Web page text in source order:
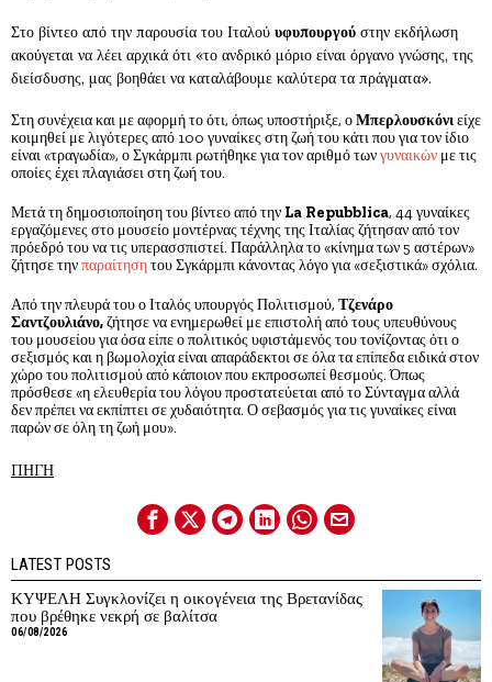
Στο βίντεο από την παρουσία του Iταλού υφυπουργού στην εκδήλωση
ακούγεται να λέει αρχικά ότι «το ανδρικό μόριο είναι όργανο γνώσης, της
διείσδυσης, μας βοηθάει να καταλάβουμε καλύτερα τα πράγματα».
Στη συνέχεια και με αφορμή το ότι, όπως υποστήριξε, οΜπερλουσκόνιείχε
κοιμηθεί με λιγότερες από 100 γυναίκες στη ζωή του κάτι που για τον ίδιο
είναι «τραγωδία», ο Σγκάρμπι ρωτήθηκε για τον αριθμό τωνγυναικών με τις
οποίες έχει πλαγιάσει στη ζωή του.
Μετά τη δημοσιοποίηση του βίντεο από την La Repubblica, 44 γυναίκες
εργαζόμενες στο μουσείο μοντέρνας τέχνης της Ιταλίας ζήτησαν από τον
πρόεδρό του να τις υπερασσπιστεί. Παράλληλα το «κίνημα των 5 αστέρων»
ζήτησε τηνπαραίτησητου Σγκάρμπι κάνοντας λόγο για «σεξιστικά» σχόλια.
Από την πλευρά του ο Ιταλός υπουργός Πολιτισμού, Τζενάρο
Σαντζουλιάνο,ζήτησε να ενημερωθεί με επιστολή από τους υπευθύνους
του μουσείου για όσα είπε ο πολιτικός υφιστάμενός του τονίζοντας ότι ο
σεξισμός και η βωμολοχία είναι απαράδεκτοι σε όλα τα επίπεδα ειδικά στον
χώρο του πολιτισμού από κάποιον που εκπροσωπεί θεσμούς. Όπως
πρόσθεσε «η ελευθερία του λόγου προστατεύεται από το Σύνταγμα αλλά
δεν πρέπει να εκπίπτει σε χυδαιότητα. Ο σεβασμός για τις γυναίκες είναι
παρών σε όλη τη ζωή μου».
ΠΗΓΗ
LATEST POSTS
ΚΥΨΕΛΗ Συγκλονίζει η οικογένεια της Βρετανίδας
που βρέθηκε νεκρή σε βαλίτσα
06/08/2026